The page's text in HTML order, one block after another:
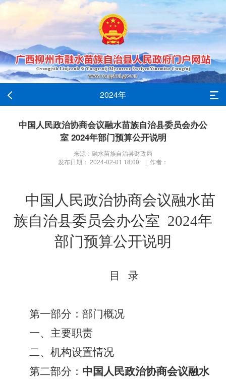
2024年
中国人民政治协商会议融水苗族自治县委员会办公
室 2024年部门预算公开说明
来源：融水苗族自治县财政局
发布日期： 2024-02-01 18:00 | 作者：
中国人民政治协商会议融水苗
族自治县委员会办公室 2024年
部门预算公开说明
目 录
第一部分：部门概况
一、 主要职责
二、机构设置情况
第二部分： 中国人民政治协商会议融水